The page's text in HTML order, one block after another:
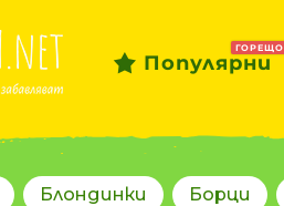
Популярни
ГОРЕЩО
Блондинки Борци